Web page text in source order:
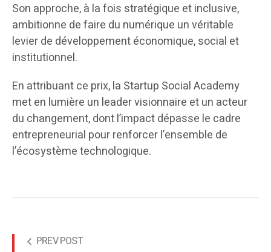
Son approche, à la fois stratégique et inclusive,
ambitionne de faire du numérique un véritable
levier de développement économique, social et
institutionnel.
En attribuant ce prix, la Startup Social Academy
met en lumière un leader visionnaire et un acteur
du changement, dont l’impact dépasse le cadre
entrepreneurial pour renforcer l’ensemble de
l’écosystème technologique.
PREV POST